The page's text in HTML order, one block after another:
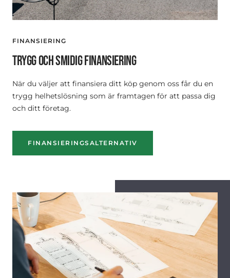
FINANSIERING
TRYGG OCH SMIDIG FINANSIERING
När du väljer att finansiera ditt köp genom oss får du en
trygg helhetslösning som är framtagen för att passa dig
och ditt företag.
FINANSIERINGSALTERNATIV